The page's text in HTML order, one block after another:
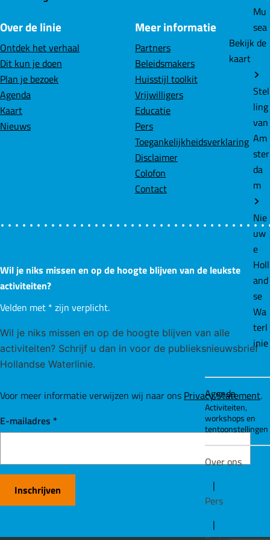
Mu
sea
Bekijk de
kaart
Stel
ling
van
Am
ster
da
m
Nie
uw
e
Holl
and
se
Wa
terl
inie
Agenda
Activiteiten,
workshops en
tentoonstellingen
Over ons
|
Pers
|
g
E
u
r
o
p
e
a
p
h
i
E
u
p
e
o
r
i
g
i
n
a
i
n
i
n
a
i
n
a
i
n
v
o
l
g
p
a
g
a
Over de linie
Ontdek het verhaal
Dit kun je doen
Plan je bezoek
Agenda
Kaart
Nieuws
Meer informatie
Partners
Beleidsmakers
Huisstijl toolkit
Vrijwilligers
Educatie
Pers
Toegankelijkheidsverklaring
Disclaimer
Colofon
Contact
Wil je niks missen en op de hoogte blijven van de leukste
activiteiten?
Velden met * zijn verplicht.
Wil je niks missen en op de hoogte blijven van alle
activiteiten? Schrijf u dan in voor de publieksnieuwsbrief
Hollandse Waterlinie.
Voor meer informatie verwijzen wij naar ons Privacy Statement.
E-mailadres *
Inschrijven